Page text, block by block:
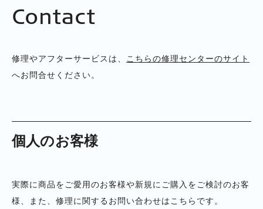
Contact
修理やアフターサービスは、
こちらの修理センターのサイト
へお問合せください。
個人のお客様
実際に商品をご愛用のお客様や新規にご購入をご検討のお客
様、また、修理に関するお問い合わせはこちらです。